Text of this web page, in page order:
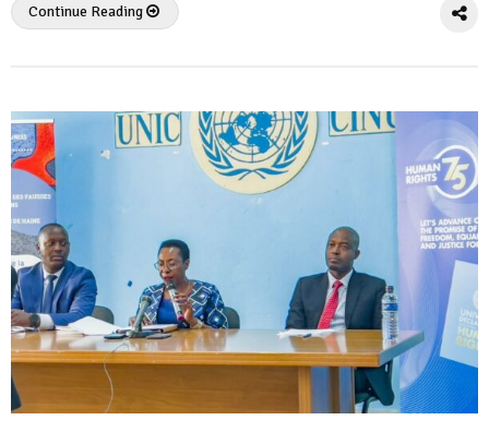
Continue Reading